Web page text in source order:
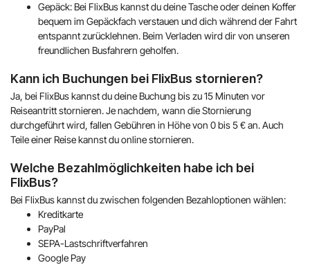
Gepäck: Bei FlixBus kannst du deine Tasche oder deinen Koffer
bequem im Gepäckfach verstauen und dich während der Fahrt
entspannt zurücklehnen. Beim Verladen wird dir von unseren
freundlichen Busfahrern geholfen.
Kann ich Buchungen bei FlixBus stornieren?
Ja, bei FlixBus kannst du deine Buchung bis zu 15 Minuten vor
Reiseantritt stornieren. Je nachdem, wann die Stornierung
durchgeführt wird, fallen Gebühren in Höhe von 0 bis 5 € an. Auch
Teile einer Reise kannst du online stornieren.
Welche Bezahlmöglichkeiten habe ich bei
FlixBus?
Bei FlixBus kannst du zwischen folgenden Bezahloptionen wählen:
Kreditkarte
PayPal
SEPA-Lastschriftverfahren
Google Pay